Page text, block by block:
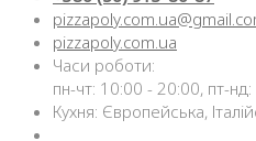
pizzapoly.com.ua
Часи роботи:
пн-чт: 10:00 - 20:00, пт-
Кухня: Європейська,